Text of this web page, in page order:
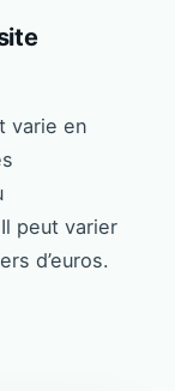
varie en
peut varier
d’euros.